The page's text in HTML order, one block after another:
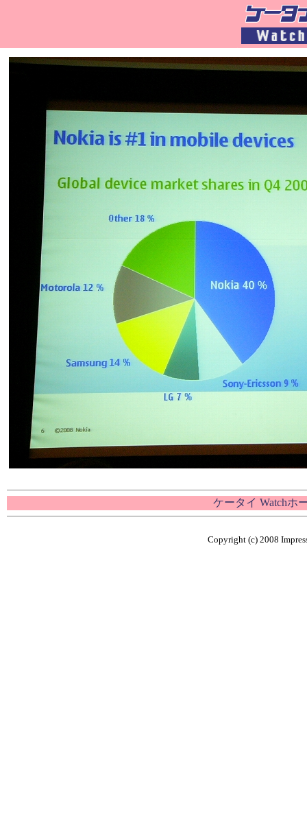
ケータイ Watchホ
Copyright (c) 2008